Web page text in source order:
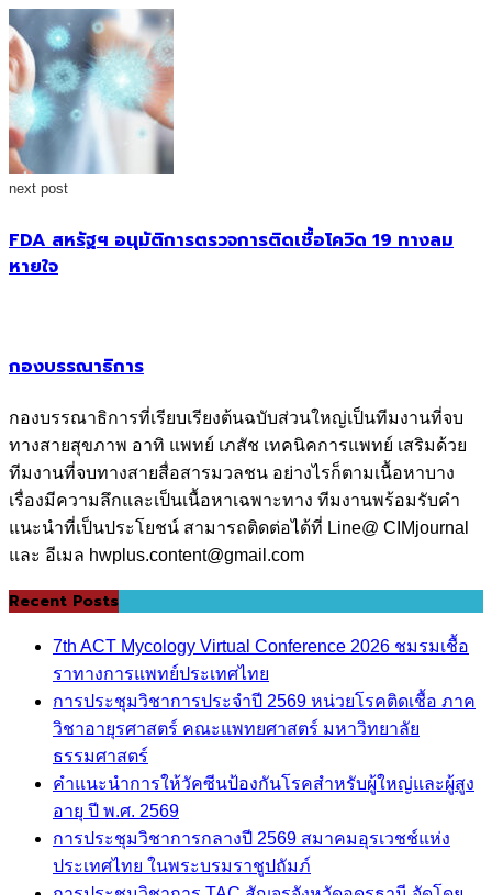
next post
FDA สหรัฐฯ อนุมัติการตรวจการติดเชื้อโควิด 19 ทางลม
หายใจ
กองบรรณาธิการ
กองบรรณาธิการที่เรียบเรียงต้นฉบับส่วนใหญ่เป็นทีมงานที่จบ
ทางสายสุขภาพ อาทิ แพทย์ เภสัช เทคนิคการแพทย์ เสริมด้วย
ทีมงานที่จบทางสายสื่อสารมวลชน อย่างไรก็ตามเนื้อหาบาง
เรื่องมีความลึกและเป็นเนื้อหาเฉพาะทาง ทีมงานพร้อมรับคำ
แนะนำที่เป็นประโยชน์ สามารถติดต่อได้ที่ Line@ CIMjournal
และ อีเมล hwplus.content@gmail.com
Recent Posts
7th ACT Mycology Virtual Conference 2026 ชมรมเชื้อ
ราทางการแพทย์ประเทศไทย
การประชุมวิชาการประจำปี 2569 หน่วยโรคติดเชื้อ ภาค
วิชาอายุรศาสตร์ คณะแพทยศาสตร์ มหาวิทยาลัย
ธรรมศาสตร์
คำแนะนำการให้วัคซีนป้องกันโรคสำหรับผู้ใหญ่และผู้สูง
อายุ ปี พ.ศ. 2569
การประชุมวิชาการกลางปี 2569 สมาคมอุรเวชช์แห่ง
ประเทศไทย ในพระบรมราชูปถัมภ์